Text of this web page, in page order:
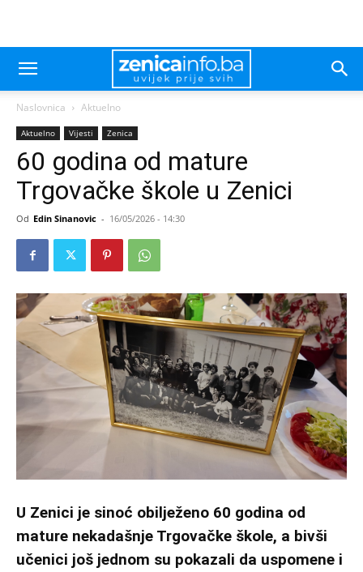
Naslovnica Aktuelno
Aktuelno Vijesti Zenica
60 godina od mature
Trgovačke škole u Zenici
Od Edin Sinanovic - 16/05/2026 - 14:30
U Zenici je sinoć obilježeno 60 godina od
mature nekadašnje Trgovačke škole, a bivši
učenici još jednom su pokazali da uspomene i